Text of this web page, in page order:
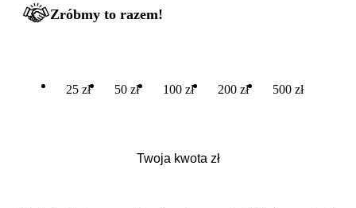
Zróbmy to razem!
25 zł 50 zł 100 zł 200 zł 500 zł